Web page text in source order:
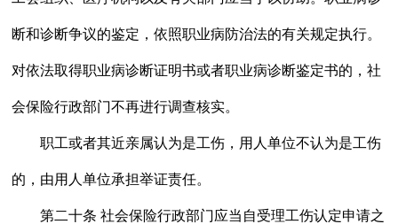
断和诊断争议的鉴定，依照职业病防治法的有关规定执行。
对依法取得职业病诊断证明书或者职业病诊断鉴定书的，社
会保险行政部门不再进行调查核实。
职工或者其近亲属认为是工伤，用人单位不认为是工伤
的，由用人单位承担举证责任。
第二十条 社会保险行政部门应当自受理工伤认定申请之